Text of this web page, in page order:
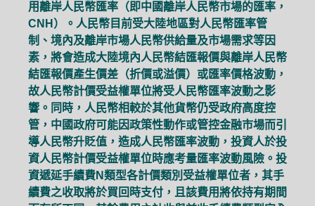
用離岸人民幣匯率（即中國離岸人民幣市場的匯率，
CNH）。人民幣目前受大陸地區對人民幣匯率管
制、境內及離岸市場人民幣供給量及市場需求等因
素，將會造成大陸境內人民幣結匯報價與離岸人民幣
結匯報價產生價差（折價或溢價）或匯率價格波動，
故人民幣計價受益權單位將受人民幣匯率波動之影
響。同時，人民幣相較於其他貨幣仍受政府高度控
管，中國政府可能因政策性動作或管控金融市場而引
導人民幣升貶值，造成人民幣匯率波動，投資人於投
資人民幣計價受益權單位時應考量匯率波動風險。投
資遞延手續費N類型各計價類別受益權單位者，其手
續費之收取將於買回時支付，且該費用將依持有期間